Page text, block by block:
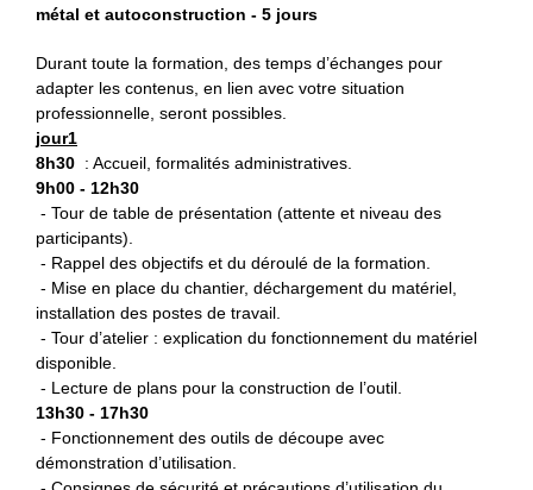
métal et autoconstruction - 5 jours
Durant toute la formation, des temps d’échanges pour
adapter les contenus, en lien avec votre situation
professionnelle, seront possibles.
jour1
8h30 : Accueil, formalités administratives.
9h00 - 12h30
- Tour de table de présentation (attente et niveau des
participants).
- Rappel des objectifs et du déroulé de la formation.
- Mise en place du chantier, déchargement du matériel,
installation des postes de travail.
- Tour d’atelier : explication du fonctionnement du matériel
disponible.
- Lecture de plans pour la construction de l’outil.
13h30 - 17h30
- Fonctionnement des outils de découpe avec
démonstration d’utilisation.